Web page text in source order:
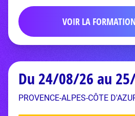
VOIR LA FORMATION
Du 24/08/26 au
PROVENCE-ALPES-CÔTE